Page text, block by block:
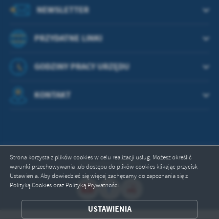
Strona korzysta z plików cookies w celu realizacji usług. Możesz określić
warunki przechowywania lub dostępu do plików cookies klikając przycisk
Ustawienia. Aby dowiedzieć się więcej zachęcamy do zapoznania się z
Polityką Cookies oraz Polityką Prywatności.
USTAWIENIA
ZAPISZ WYBRANE
PRZYDATNE LINKI
NEWSLETTER
GODZINY PRACY URZĘDU
KONTAKT
Odwiedzin: 664572